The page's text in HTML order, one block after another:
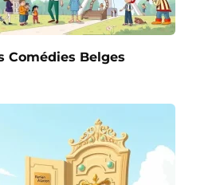
Comédies Belges